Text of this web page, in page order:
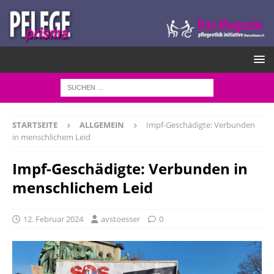
STARTSEITE ALLGEMEIN
Impf-Geschädigte: Verbunden
in menschlichem Leid
Impf-Geschädigte: Verbunden in
menschlichem Leid
12. Februar 2024 avstoesser 0